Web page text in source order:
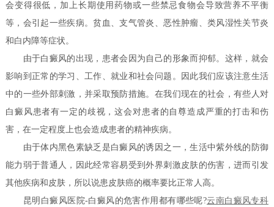
会变得很低，加上长期使用药物或一些禁忌食物会导致营养不平衡
等，会引起一些疾病。贫血、支气管炎、恶性肿瘤、类风湿性关节炎
和白内障等症状。
由于白癜风的出现，患者会因为自己的形象而抑郁。这样，就会
影响到正常的学习、工作、就业和社会问题。因此我们应该注意生活
中的一些外部刺激，并采取预防措施。在我们现在的社会，有些人对
白癜风患者有一定的歧视，这会对患者的自尊造成严重的打击和伤
害，在一定程度上也会造成患者的精神疾病。
由于体内黑色素缺乏是白癜风的诱因之一，生活中紫外线的防御
能力弱于普通人，因此经常容易受到外界刺激皮肤的伤害，进而引发
其他疾病和皮肤，所以说患皮肤癌的概率要比正常人高。
昆明白癜风医院-白癜风的危害作用都有哪些呢?云南白癜风专科